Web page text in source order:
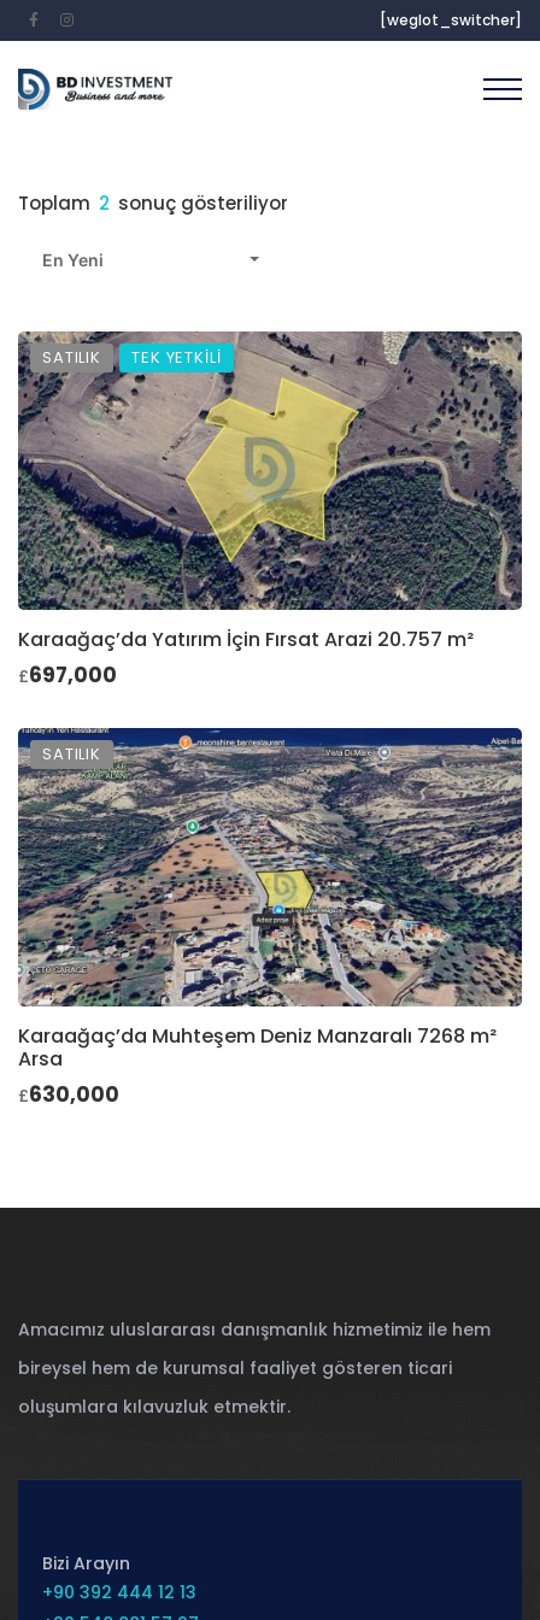
[weglot_switcher]
Toplam 2 sonuç gösteriliyor
En Yeni
SATILIK TEK YETKİLİ
Karaağaç’da Yatırım İçin Fırsat Arazi 20.757 m²
£697,000
SATILIK
Karaağaç’da Muhteşem Deniz Manzaralı 7268 m²
Arsa
£630,000
Amacımız uluslararası danışmanlık hizmetimiz ile hem
bireysel hem de kurumsal faaliyet gösteren ticari
oluşumlara kılavuzluk etmektir.
Bizi Arayın
+90 392 444 12 13